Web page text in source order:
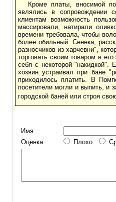
Кроме платы, вносимой
являлись в сопровождении
клиентам возможность
массировали, натирали
времени требовала, чтобы
более обильный. Сенека,
разносчиков из харчевни",
торговать своим товаром в
себя с некоторой
хозяин устраивал при бане
приходилось платить. В
посетители могли и выпить, и
городской баней или строя
Имя
Оценка
Плохо